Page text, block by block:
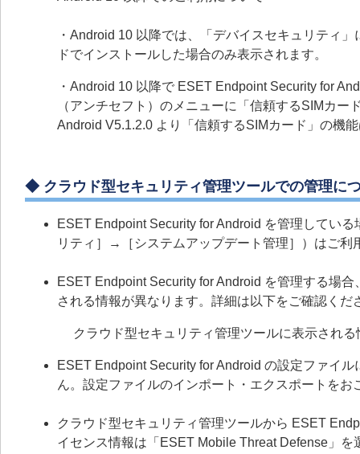
・Android 10 以降では、「デバイスセキュリティ
ドでインストールした場合のみ表示されます。
・Android 10 以降で ESET Endpoint Security for
（アンチセフト）のメニューに「信頼するSIMカ
Android V5.1.2.0 より「信頼するSIMカード」の機
◆ クラウド型セキュリティ管理ツールでの管理に
ESET Endpoint Security for Android を管理してい
リティ］→［システムアップデート管理］）はご利
ESET Endpoint Security for Android を管理する場
される情報が異なります。詳細は以下をご確認くだ
クラウド型セキュリティ管理ツールに表示され
ESET Endpoint Security for Android の設定ファイ
ん。設定ファイルのインポート・エクスポートを
クラウド型セキュリティ管理ツールから ESET
イセンス情報は「ESET Mobile Threat Defense」